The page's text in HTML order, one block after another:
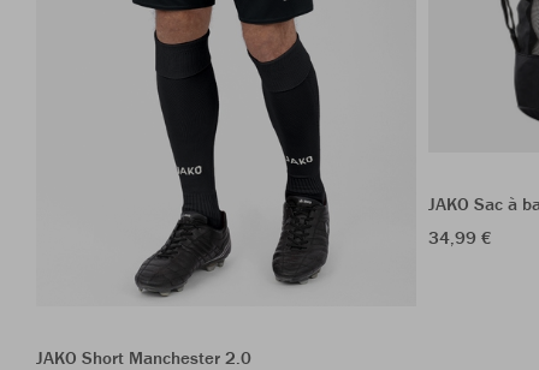
JAKO Short Manchester 2.0
JAKO Sac à
34,99 €